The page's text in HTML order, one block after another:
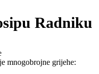
Radniku
mnogobrojne grijehe: